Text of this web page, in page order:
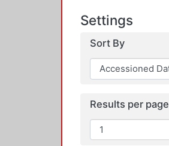
Settings
Sort By
Results per page